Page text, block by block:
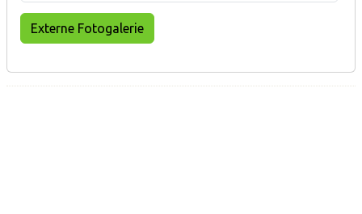
Externe Fotogalerie